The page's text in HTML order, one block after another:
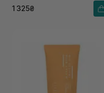
мл
1 325₴